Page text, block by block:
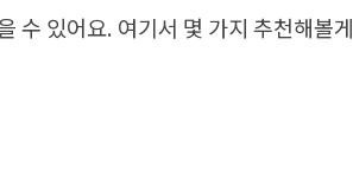
수 있어요. 여기서 몇 가지 추천해볼게